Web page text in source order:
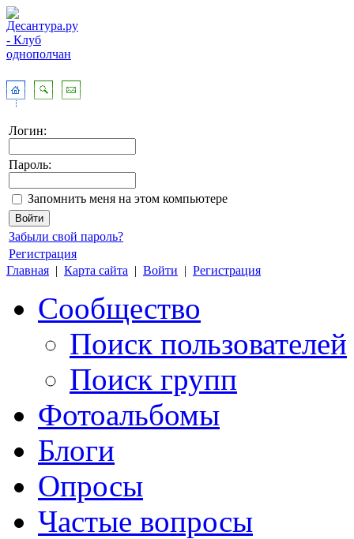
Логин:
Пароль:
Запомнить меня на этом компьютере
Забыли свой пароль?
Регистрация
Главная | Карта сайта | Войти | Регистрация
Сообщество
Поиск пользователей
Поиск групп
Фотоальбомы
Блоги
Опросы
Частые вопросы